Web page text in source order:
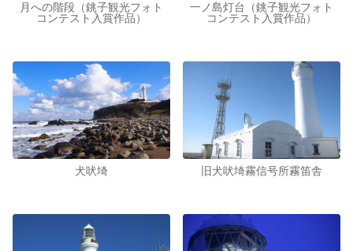
月への階段（銚子観光フォト
コンテスト入賞作品）
一ノ島灯台（銚子観光フォト
コンテスト入賞作品）
犬吠埼 旧犬吠埼霧信号所霧笛舎